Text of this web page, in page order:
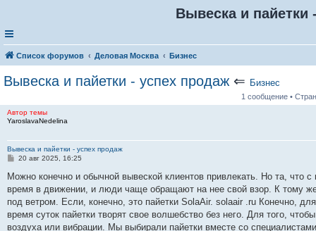
Вывеска и пайетки
Список форумов Деловая Москва Бизнес
Вывеска и пайетки - успех продаж ⇐ Бизнес
1 сообщение •
Автор темы
YaroslavaNedelina
Вывеска и пайетки - успех продаж
С
о
щ
е
н
и
е
20 авг 2025, 16:25
Можно конечно и обычной вывеской клиентов привлекать. Но та, что
время в движении, и люди чаще обращают на нее свой взор. К тому
под ветром. Если, конечно, это пайетки SolaAir. solaair .ru Конечно,
время суток пайетки творят свое волшебство без него. Для того,
воздуха или вибрации. Мы выбирали пайетки вместе со